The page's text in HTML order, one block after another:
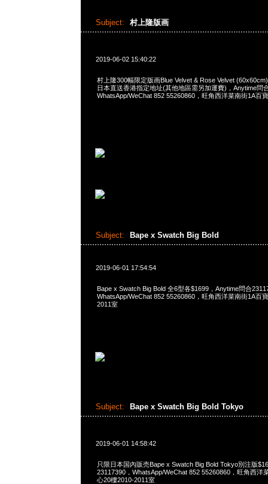
Subject: 村上隆版画
2019-06-02 15:40:22
村上隆300幅限定版画Blue Velvet & Rose Velvet
日本直送香港指定地址(其他地區需另加運費)，Anytime問
WhatsApp/WeChat 852 55260860，旺角西洋菜南街1A百
Subject: Bape x Swatch Big Bold
2019-06-01 17:54:54
Bape x Swatch Big Bold 全6型各$1699，Anytime問合
WhatsApp/WeChat 852 55260860，旺角西洋菜南街1A百
2011室
Subject: Bape x Swatch Big Bold Tokyo
2019-06-01 14:58:42
只限日本国內販売Bape x Swatch Big Bold Tokyo別注版
23117390，WhatsApp/WeChat 852 55260860，旺角西洋
心20樓2010-2011室